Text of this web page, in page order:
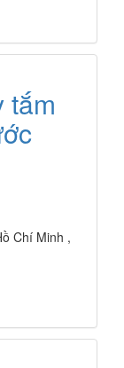
tắm
Chí Minh ,